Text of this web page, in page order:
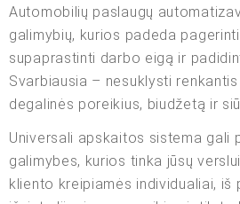
Automobilių paslaugų
galimybių, kurios padeda
supaprastinti darbo eigą ir
Svarbiausia – nesuklysti
degalinės poreikius, biudžetą ir
Universali apskaitos sistema gali
galimybes, kurios tinka jūsų
kliento kreipiamės individualiai, iš